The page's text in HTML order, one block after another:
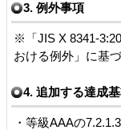
3. 例外事項
※「JIS X 8341-
おける例外」に基
4. 追加する達成
・等級AAAの